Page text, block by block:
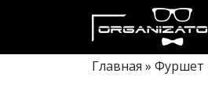
Главная » Фуршет